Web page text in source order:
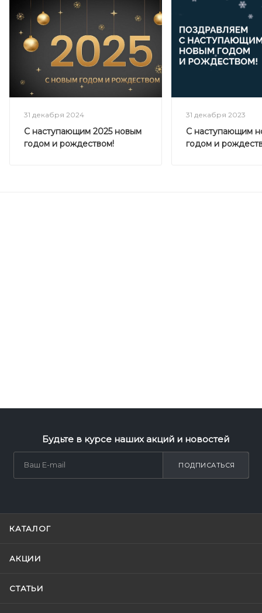
31 декабря 2024
С наступающим 2025 новым
годом и рождеством!
31 декабря 2023
С наступающим
годом и
Будьте в курсе наших акций и новостей
ПОДПИСАТЬСЯ
КАТАЛОГ
АКЦИИ
СТАТЬИ